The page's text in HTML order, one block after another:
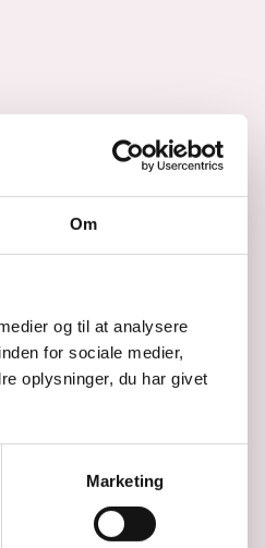
Om
og til at analysere
for sociale medier,
oplysninger, du har givet
Marketing